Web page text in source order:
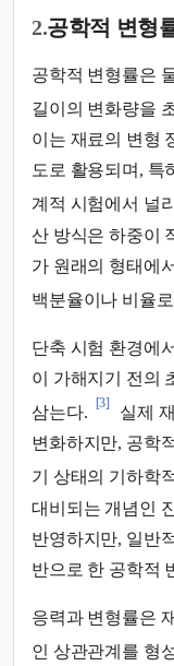
2.공학적 변형
공학적 변형률은
길이의 변화량을
이는 재료의 변형
도로 활용되며, 특
계적 시험에서 널
산 방식은 하중이
가 원래의 형태에
백분율이나 비율
단축 시험 환경에
이 가해지기 전의
삼는다.
[3]
실제
변화하지만, 공학
기 상태의 기하학
대비되는 개념인
반영하지만, 일반
반으로 한 공학적
응력과 변형률은
인 상관관계를 형